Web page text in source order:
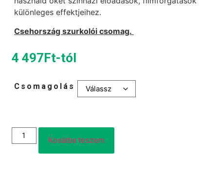
különleges effektjeihez.
Csehország szurkolói csomag.
4 497Ft-tól
Csomagolás
Kosárba teszem